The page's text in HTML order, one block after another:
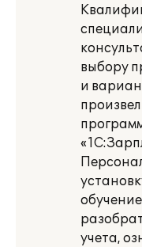
выбору
и
учета,